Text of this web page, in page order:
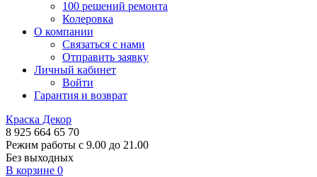
100 решений ремонта
Колеровка
О компании
Связаться с нами
Отправить заявку
Личный кабинет
Войти
Гарантия и возврат
Краска Декор
8 925 664 65 70
Режим работы с 9.00 до 21.00
Без выходных
В корзине 0